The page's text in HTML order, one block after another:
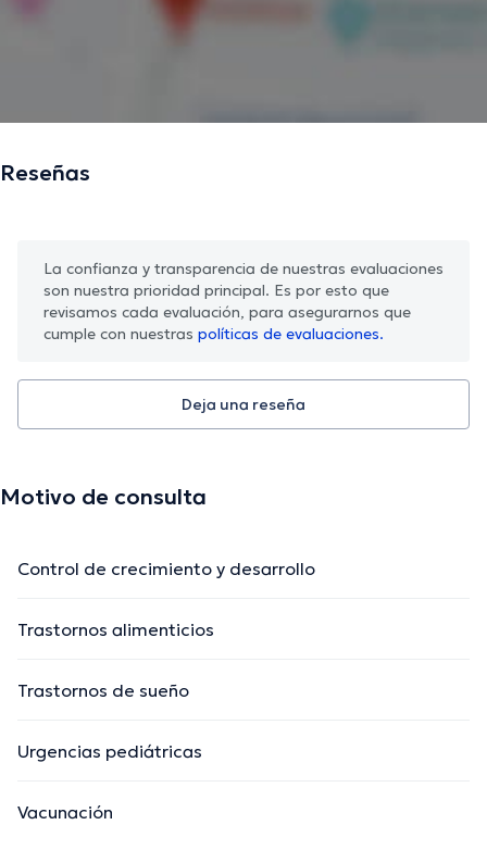
Reseñas
La confianza y transparencia de nuestras evaluaciones
son nuestra prioridad principal. Es por esto que
revisamos cada evaluación, para asegurarnos que
cumple con nuestras políticas de evaluaciones.
Deja una reseña
Motivo de consulta
Control de crecimiento y desarrollo
Trastornos alimenticios
Trastornos de sueño
Urgencias pediátricas
Vacunación